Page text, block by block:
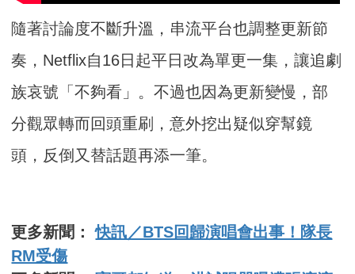
隨著討論度不斷升溫，串流平台也調整更新節
奏，Netflix自16日起平日改為單更一集，讓追劇
族哀號「不夠看」。不過也因為更新變慢，部
分觀眾轉而回頭重刷，意外挖出疑似穿幫鏡
頭，反倒又替話題再添一筆。
更多新聞：快訊／BTS回歸演唱會出事！隊長
RM受傷